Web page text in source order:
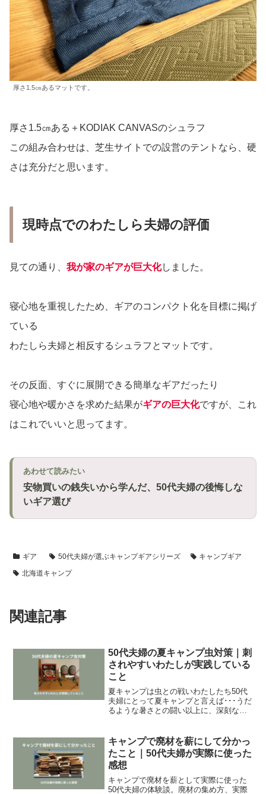
厚さ1.5㎝あるマットです。
厚さ1.5㎝ある＋KODIAK CANVASのシュラフ
この組み合わせは、芝生サイトでの設営のテントなら、硬
さは充分だと思います。
現時点でのわたしら夫婦の評価
見ての通り、 我が家のギアが巨大化しました。
寝心地を重視したため、ギアのコンパクト化を目標に掲げ
ている
わたしら夫婦と相反するシュラフとマットです。
その反面、すぐに展開できる簡単なギアだったり
寝心地や暖かさを求めた結果がギアの巨大化ですが、これ
はこれでいいと思ってます。
あわせて読みたい
安物買いの銭失いから学んだ、50代夫婦の後悔しな
いギア選び
ギア 50代夫婦が選ぶキャンプギアシリーズ
キャンプギア
北海道キャンプ
関連記事
50代夫婦の夏キャンプ虫対策｜刺
されやすいわたしが実践している
こと
夏キャンプは虫との戦いわたしたち50代
夫婦にとって夏キャンプと言えば･･･うだ
るような暑さとの闘い以上に、深刻な問
は、幼少の頃からとにかく虫に刺されや
すいのです。5...
キャンプで廃材を薪にして分かっ
たこと｜50代夫婦が実際に使った
感想
キャンプで廃材を薪として実際に使った
50代夫婦の体験談。廃材の集め方、実際